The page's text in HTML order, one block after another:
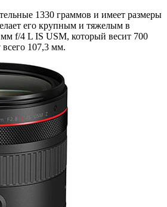
1330 граммов и имеет размеры
его крупным и тяжелым в
f/4 L IS USM, который весит 700
107,3 мм.